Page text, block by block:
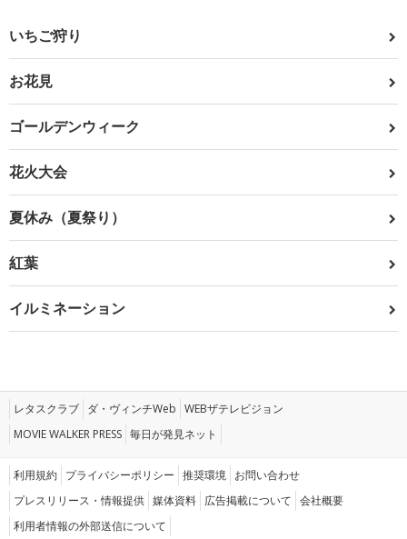
いちご狩り
お花見
ゴールデンウィーク
花火大会
夏休み（夏祭り）
紅葉
イルミネーション
レタスクラブ ダ・ヴィンチWeb WEBザテレビジョン
MOVIE WALKER PRESS 毎日が発見ネット
利用規約 プライバシーポリシー 推奨環境 お問い合わせ
プレスリリース・情報提供 媒体資料 広告掲載について 会社概要
利用者情報の外部送信について